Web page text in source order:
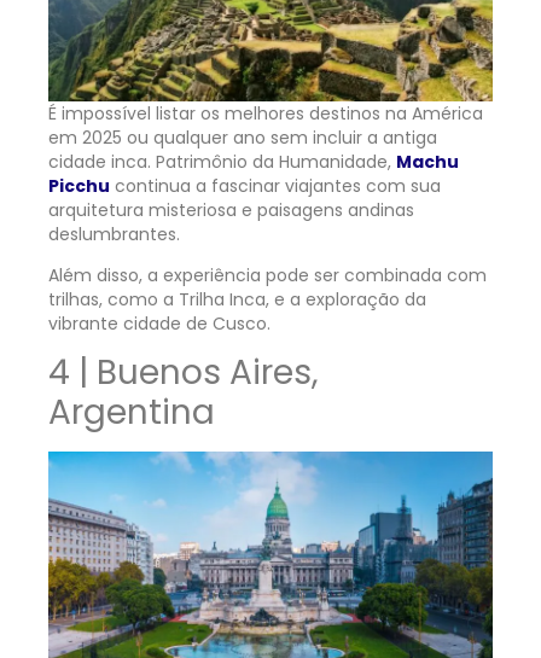
É impossível listar os melhores destinos na América
em 2025 ou qualquer ano sem incluir a antiga
cidade inca. Patrimônio da Humanidade, Machu
Picchu continua a fascinar viajantes com sua
arquitetura misteriosa e paisagens andinas
deslumbrantes.
Além disso, a experiência pode ser combinada com
trilhas, como a Trilha Inca, e a exploração da
vibrante cidade de Cusco.
4 | Buenos Aires,
Argentina